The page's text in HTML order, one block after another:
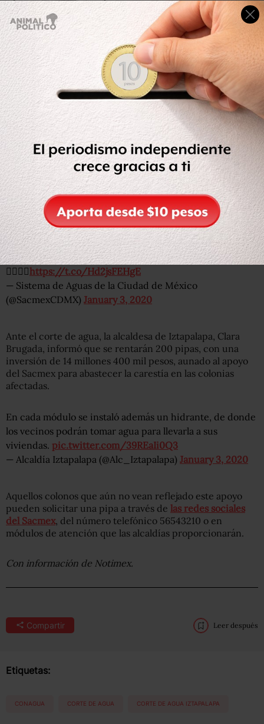
El corte de agua se debe a los trabajos de mantenimiento
en infraestructura hidráulica, realizados por la Comisión
Nacional del Agua (Conagua), en los pozos Tláhuac-
Mixquic-Santa Catarina, a través de los cuales se
abastece la Planta de Bombeo La Caldera, ubicada al
oriente de la ciudad y que provee el servicio a esta zona.
Las labores de mantenimiento, que iniciaron a las 8 de la
mañana del viernes, también afectan a los municipios
mexiquenses Nezahualcóyotl, La Paz y Valle de Chalco.
Consulta las Colonia afectadas de Iztapalapa por los
trabajos que realiza la@conagua_mx en el siguiente link
👇🏽👇🏽https://t.co/Hd2jsFEHgE
— Sistema de Aguas de la Ciudad de México
(@SacmexCDMX) January 3, 2020
Ante el corte de agua, la alcaldesa de Iztapalapa, Clara
Brugada, informó que se rentarán 200 pipas, con una
inversión de 14 millones 400 mil pesos, aunado al apoyo
del Sacmex para abastecer la carestía en las colonias
afectadas.
En cada módulo se instaló además un hidrante, de donde
los vecinos podrán tomar agua para llevarla a sus
viviendas. pic.twitter.com/39REaIi0Q3
— Alcaldía Iztapalapa (@Alc_Iztapalapa) January 3, 2020
Aquellos colonos que aún no vean reflejado este apoyo
pueden solicitar una pipa a través de las redes sociales
del Sacmex , del número telefónico 56543210 o en
módulos de atención que las alcaldías proporcionarán.
Con información de Notimex.
Compartir Leer después
Etiquetas:
CONAGUA CORTE DE AGUA CORTE DE AGUA IZTAPALAPA